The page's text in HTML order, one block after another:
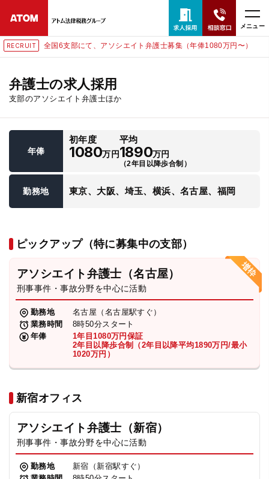
メニュー
RECRUIT 全国6支部にて、アソシエイト弁護士募集（年俸1080万円〜）
弁護士の求人採用
支部のアソシエイト弁護士ほか
年俸
初年度
1080万円
平均
1890万円
（2年目以降歩合制）
勤務地 東京、大阪、埼玉、横浜、名古屋、福岡
ピックアップ（特に募集中の支部）
アソシエイト弁護士（名古屋）
刑事事件・事故分野を中心に活動
勤務地
名古屋（名古屋駅すぐ）
業務時間
8時50分スタート
年俸
1年目1080万円保証
2年目以降歩合制（2年目以降平均1890万円/最小
1020万円）
新宿オフィス
アソシエイト弁護士（新宿）
刑事事件・事故分野を中心に活動
勤務地
新宿（新宿駅すぐ）
24時間365日全国対応
無料相談窓口はこちら
弁護士・税理士
費用
求人採用
お知らせ
特設サイト